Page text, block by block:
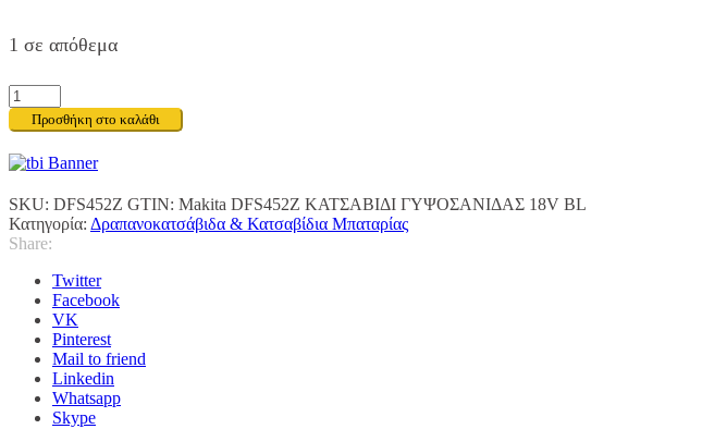
1 σε απόθεμα
Makita
DFS452Z
ΚΑΤΣΑΒΙΔΙ
ΓΥΨΟΣΑΝΙΔΑΣ
18V
ποσότητα
Προσθήκη στο καλάθι
SKU: DFS452Z GTIN: Makita DFS452Z ΚΑΤΣΑΒΙΔΙ ΓΥΨΟΣΑΝΙΔΑΣ 18V BL
Κατηγορία: Δραπανοκατσάβιδα & Κατσαβίδια Μπαταρίας
Share:
Twitter
Facebook
VK
Pinterest
Mail to friend
Linkedin
Whatsapp
Skype